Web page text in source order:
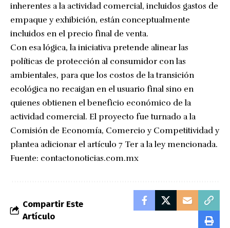
inherentes a la actividad comercial, incluidos gastos de
empaque y exhibición, están conceptualmente
incluidos en el precio final de venta.
Con esa lógica, la iniciativa pretende alinear las
políticas de protección al consumidor con las
ambientales, para que los costos de la transición
ecológica no recaigan en el usuario final sino en
quienes obtienen el beneficio económico de la
actividad comercial. El proyecto fue turnado a la
Comisión de Economía, Comercio y Competitividad y
plantea adicionar el artículo 7 Ter a la ley mencionada.
Fuente: contactonoticias.com.mx
Compartir Este
Artículo